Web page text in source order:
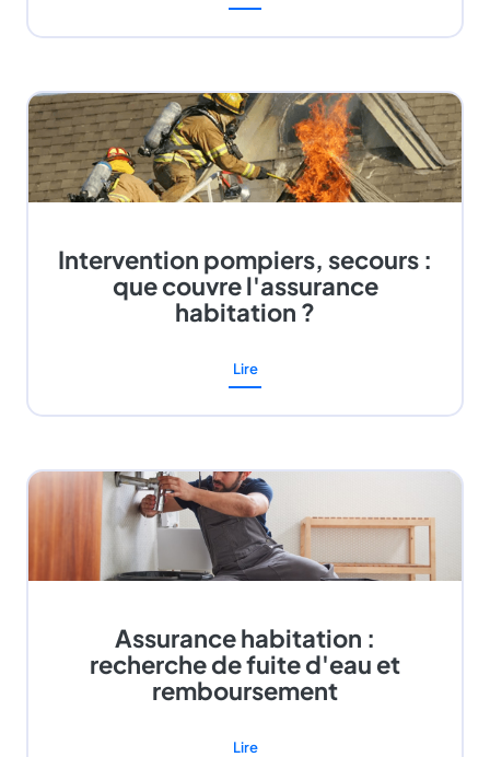
Intervention pompiers, secours :
que couvre l'assurance
habitation ?
Lire
Assurance habitation :
recherche de fuite d'eau et
remboursement
Lire